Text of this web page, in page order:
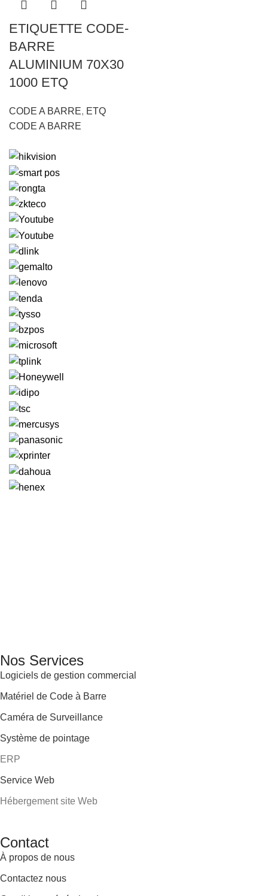
ETIQUETTE CODE-
BARRE
ALUMINIUM 70X30
1000 ETQ
CODE A BARRE, ETQ
CODE A BARRE
Nos Services
Logiciels de gestion commercial
Matériel de Code à Barre
Caméra de Surveillance
Système de pointage
ERP
Service Web
Hébergement site Web
Contact
À propos de nous
Contactez nous